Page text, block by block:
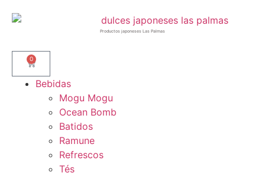
Productos japoneses Las Palmas
0
Bebidas
Mogu Mogu
Ocean Bomb
Batidos
Ramune
Refrescos
Tés